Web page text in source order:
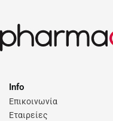
Info
Επικοινωνία
Εταιρείες